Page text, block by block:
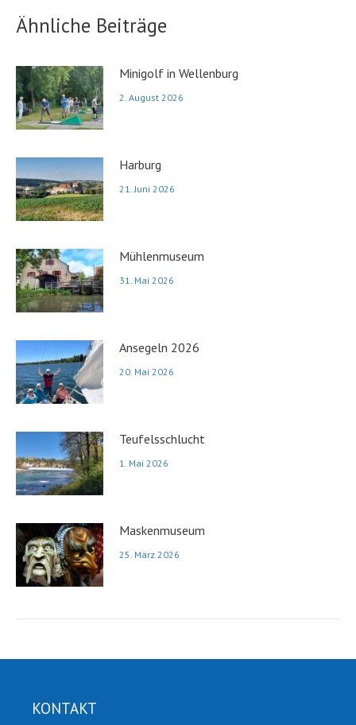
Ähnliche Beiträge
Minigolf in Wellenburg
2. August 2026
Harburg
21. Juni 2026
Mühlenmuseum
31. Mai 2026
Ansegeln 2026
20. Mai 2026
Teufelsschlucht
1. Mai 2026
Maskenmuseum
25. März 2026
KONTAKT